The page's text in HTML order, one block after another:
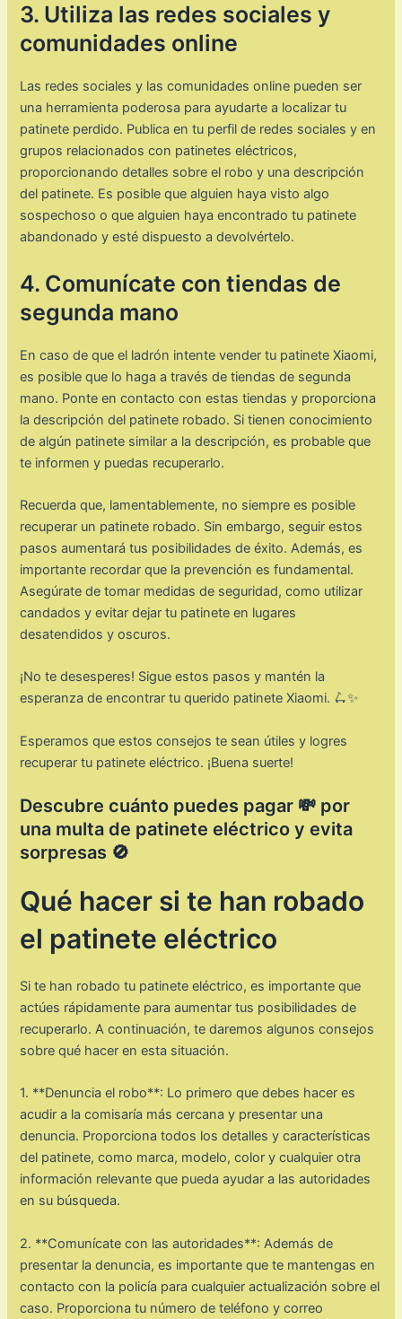
3. Utiliza las redes sociales y
comunidades online
Las redes sociales y las comunidades online pueden ser
una herramienta poderosa para ayudarte a localizar tu
patinete perdido. Publica en tu perfil de redes sociales y en
grupos relacionados con patinetes eléctricos,
proporcionando detalles sobre el robo y una descripción
del patinete. Es posible que alguien haya visto algo
sospechoso o que alguien haya encontrado tu patinete
abandonado y esté dispuesto a devolvértelo.
4. Comunícate con tiendas de
segunda mano
En caso de que el ladrón intente vender tu patinete Xiaomi,
es posible que lo haga a través de tiendas de segunda
mano. Ponte en contacto con estas tiendas y proporciona
la descripción del patinete robado. Si tienen conocimiento
de algún patinete similar a la descripción, es probable que
te informen y puedas recuperarlo.
Recuerda que, lamentablemente, no siempre es posible
recuperar un patinete robado. Sin embargo, seguir estos
pasos aumentará tus posibilidades de éxito. Además, es
importante recordar que la prevención es fundamental.
Asegúrate de tomar medidas de seguridad, como utilizar
candados y evitar dejar tu patinete en lugares
desatendidos y oscuros.
¡No te desesperes! Sigue estos pasos y mantén la
esperanza de encontrar tu querido patinete Xiaomi. 🛴✨
Esperamos que estos consejos te sean útiles y logres
recuperar tu patinete eléctrico. ¡Buena suerte!
Descubre cuánto puedes pagar 💸 por
una multa de patinete eléctrico y evita
sorpresas 🚫
Qué hacer si te han robado
el patinete eléctrico
Si te han robado tu patinete eléctrico, es importante que
actúes rápidamente para aumentar tus posibilidades de
recuperarlo. A continuación, te daremos algunos consejos
sobre qué hacer en esta situación.
1. **Denuncia el robo**: Lo primero que debes hacer es
acudir a la comisaría más cercana y presentar una
denuncia. Proporciona todos los detalles y características
del patinete, como marca, modelo, color y cualquier otra
información relevante que pueda ayudar a las autoridades
en su búsqueda.
2. **Comunícate con las autoridades**: Además de
presentar la denuncia, es importante que te mantengas en
contacto con la policía para cualquier actualización sobre el
caso. Proporciona tu número de teléfono y correo